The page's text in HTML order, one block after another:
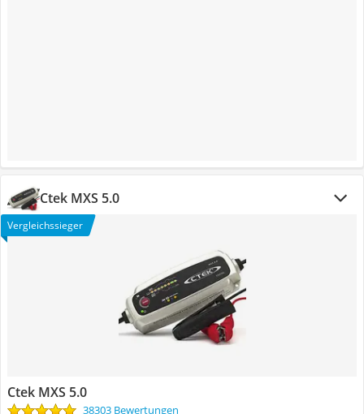
Ctek MXS 5.0
Vergleichssieger
Ctek MXS 5.0
38303 Bewertungen